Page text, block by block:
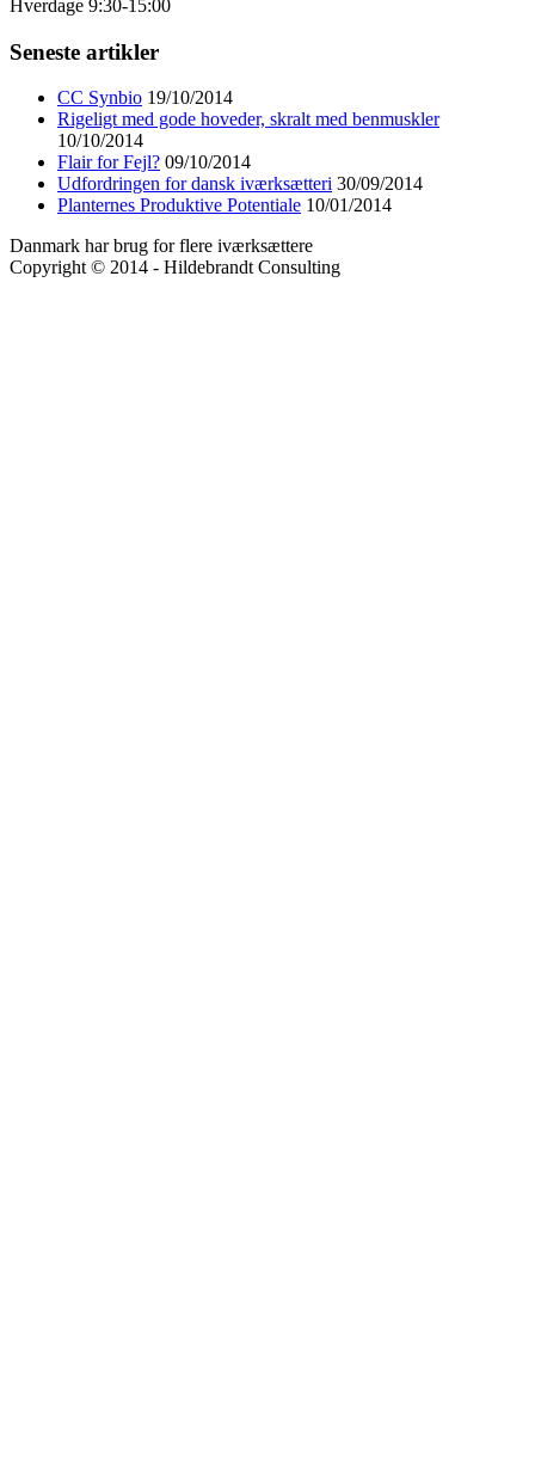
Hverdage 9:30-15:00
Seneste artikler
CC Synbio 19/10/2014
Rigeligt med gode hoveder, skralt med benmuskler
10/10/2014
Flair for Fejl? 09/10/2014
Udfordringen for dansk iværksætteri 30/09/2014
Planternes Produktive Potentiale 10/01/2014
Danmark har brug for flere iværksættere
Copyright © 2014 - Hildebrandt Consulting